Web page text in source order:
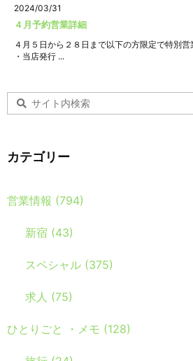
2024/03/31
４月予約営業詳細
４月５日から２８日まで以下の方限定で特別営
・当店発行 ...
カテゴリー
営業情報 (794)
新宿 (43)
スペシャル (375)
求人 (75)
ひとりごと ・メモ (128)